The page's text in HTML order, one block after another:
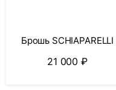
Брошь SCHIAPARELLI
21 000₽